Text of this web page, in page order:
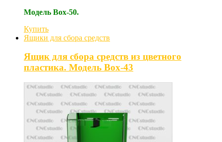
Модель Box-50.
Купить
Ящики для сбора средств
Ящик для сбора средств из цветного
пластика. Модель Box-43